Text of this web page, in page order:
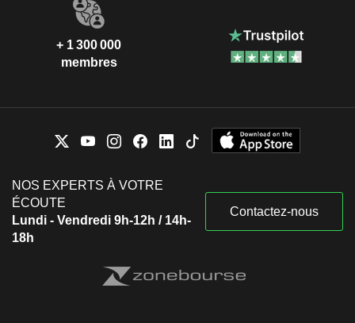
+ 1 300 000
membres
NOS EXPERTS À VOTRE
ÉCOUTE
Lundi - Vendredi 9h-12h / 14h-
18h
Contactez-nous